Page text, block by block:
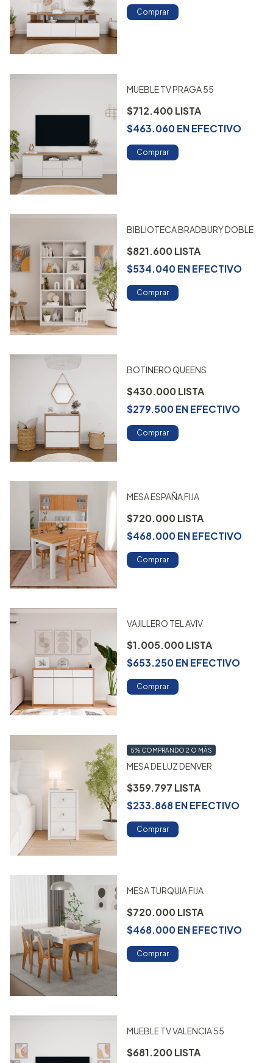
Comprar
MUEBLE TV PRAGA 55
$712.400
$463.060ENEFECTIVO
Comprar
BIBLIOTECA BRADBURY DOBLE
$821.600
$534.040ENEFECTIVO
Comprar
BOTINERO QUEENS
$430.000
$279.500ENEFECTIVO
Comprar
MESA ESPAÑA FIJA
$720.000
$468.000ENEFECTIVO
Comprar
VAJILLERO TEL AVIV
$1.005.000
$653.250ENEFECTIVO
Comprar
MESA DE LUZ DENVER
$359.797
5% COMPRANDO 2 O MÁS
$233.868ENEFECTIVO
Comprar
MESA TURQUIA FIJA
$720.000
$468.000ENEFECTIVO
Comprar
MUEBLE TV VALENCIA 55
$681.200